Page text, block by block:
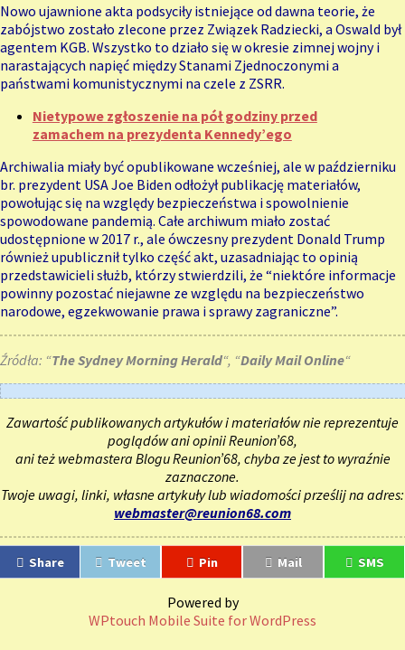
Nowo ujawnione akta podsyciły istniejące od dawna teorie, że
zabójstwo zostało zlecone przez Związek Radziecki, a Oswald był
agentem KGB. Wszystko to działo się w okresie zimnej wojny i
narastających napięć między Stanami Zjednoczonymi a
państwami komunistycznymi na czele z ZSRR.
Nietypowe zgłoszenie na pół godziny przed
zamachem na prezydenta Kennedy’ego
Archiwalia miały być opublikowane wcześniej, ale w październiku
br. prezydent USA Joe Biden odłożył publikację materiałów,
powołując się na względy bezpieczeństwa i spowolnienie
spowodowane pandemią. Całe archiwum miało zostać
udostępnione w 2017 r., ale ówczesny prezydent Donald Trump
również upublicznił tylko część akt, uzasadniając to opinią
przedstawicieli służb, którzy stwierdzili, że “niektóre informacje
powinny pozostać niejawne ze względu na bezpieczeństwo
narodowe, egzekwowanie prawa i sprawy zagraniczne”.
Źródła: “The Sydney Morning Herald“, “Daily Mail Online“
Zawartość publikowanych artykułów i materiałów nie reprezentuje
poglądów ani opinii Reunion’68,
ani też webmastera Blogu Reunion’68, chyba ze jest to wyraźnie
zaznaczone.
Twoje uwagi, linki, własne artykuły lub wiadomości prześlij na adres:
webmaster@reunion68.com
Share Tweet Pin Mail SMS
Powered by
WPtouch Mobile Suite for WordPress